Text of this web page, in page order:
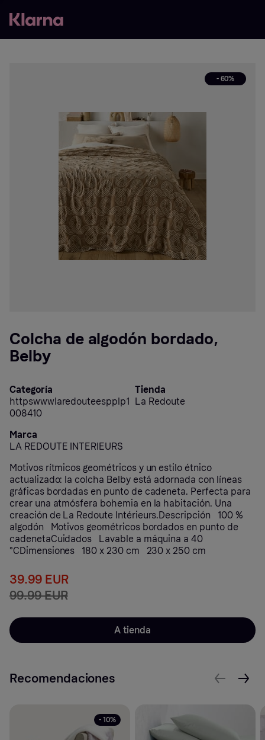
- 60%
Colcha de algodón bordado,
Belby
Categoría
httpswwwlaredouteespplp1
008410
Tienda
La Redoute
Marca
LA REDOUTE INTERIEURS
Motivos rítmicos geométricos y un estilo étnico
actualizado: la colcha Belby está adornada con líneas
gráficas bordadas en punto de cadeneta. Perfecta para
crear una atmósfera bohemia en la habitación. Una
creación de La Redoute Intérieurs.Descripción 100 %
algodón Motivos geométricos bordados en punto de
cadenetaCuidados Lavable a máquina a 40
°CDimensiones 180 x 230 cm 230 x 250 cm
39.99 EUR
99.99 EUR
A tienda
Recomendaciones
- 10%